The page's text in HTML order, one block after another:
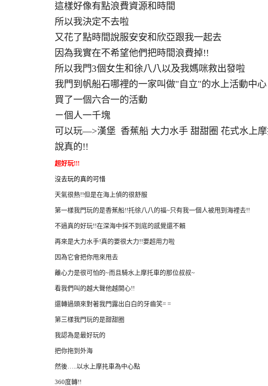
這樣好像有點浪費資源和時間
所以我決定不去啦
又花了點時間說服安安和欣亞跟我一起去
因為我實在不希望他們把時間浪費掉!!
所以我門3個女生和徐八八以及我媽咪救出發啦
我門到帆船石哪裡的一家叫做"自立"的水上活動中心
買了一個六合一的活動
ㄧ個人一千塊
可以玩—>漢堡 香蕉船 大力水手 甜甜圈 花式水上
說真的!!
超好玩!!!
沒去玩的真的可惜
天氣很熱!!但是在海上偵的很舒服
第一樣我門玩的是香蕉船!!托徐八八的福~只有我一個人被甩到海裡去!!
不過真的好玩!!在深海中採不到底的感覺還不賴
再來是大力水手!真的要很大力!!要超用力啦
因為它會把你甩來甩去
離心力是很可怕的~而且騎水上摩托車的那位叔叔~
看我們叫的越大聲他越開心!!
還轉過頭來對著我門露出白白的牙齒笑= =
第三樣我門玩的是甜甜圈
我認為是最好玩的
把你拖到外海
然後…..以水上摩扥車為中心點
360度轉!!